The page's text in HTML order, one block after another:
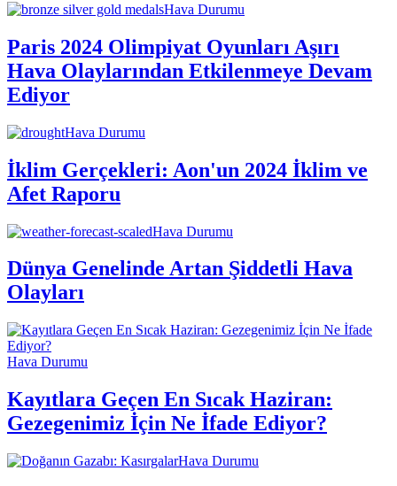
Hava Durumu
Paris 2024 Olimpiyat Oyunları Aşırı
Hava Olaylarından Etkilenmeye Devam
Ediyor
Hava Durumu
İklim Gerçekleri: Aon'un 2024 İklim ve
Afet Raporu
Hava Durumu
Dünya Genelinde Artan Şiddetli Hava
Olayları
Hava Durumu
Kayıtlara Geçen En Sıcak Haziran:
Gezegenimiz İçin Ne İfade Ediyor?
Hava Durumu